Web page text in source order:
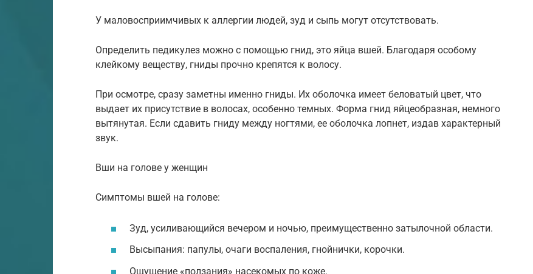
У маловосприимчивых к аллергии людей, зуд и сыпь могут отсутствовать.
Определить педикулез можно с помощью гнид, это яйца вшей. Благодаря особому
клейкому веществу, гниды прочно крепятся к волосу.
При осмотре, сразу заметны именно гниды. Их оболочка имеет беловатый цвет, что
выдает их присутствие в волосах, особенно темных. Форма гнид яйцеобразная, немного
вытянутая. Если сдавить гниду между ногтями, ее оболочка лопнет, издав характерный
звук.
Вши на голове у женщин
Симптомы вшей на голове:
Зуд, усиливающийся вечером и ночью, преимущественно затылочной области.
Высыпания: папулы, очаги воспаления, гнойнички, корочки.
Ощущение «ползания» насекомых по коже.